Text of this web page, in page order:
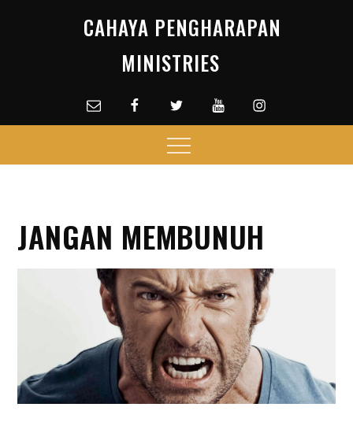
CAHAYA PENGHARAPAN
MINISTRIES
Email facebookTwitterYoutubeInstagram
Menu
JANGAN MEMBUNUH